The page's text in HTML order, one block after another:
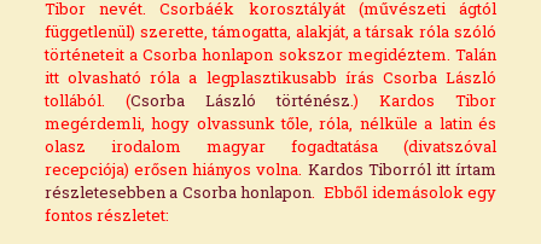
Tibornevét. Csorbáék korosztályát (művészeti ágtól
függetlenül) szerette, támogatta, alakját, a társak róla szóló
történeteit a Csorba honlapon sokszor megidéztem.Talán
itt olvasható róla a legplasztikusabb írás Csorba László
tollából. (Csorba László történész.) Kardos Tibor
megérdemli, hogy olvassunk tőle, róla, nélküle a latin és
olasz irodalom magyar fogadtatása (divatszóval
recepciója) erősen hiányos volna. Kardos Tiborról itt írtam
részletesebben a Csorba honlapon. Ebből idemásolok egy
fontos részletet: